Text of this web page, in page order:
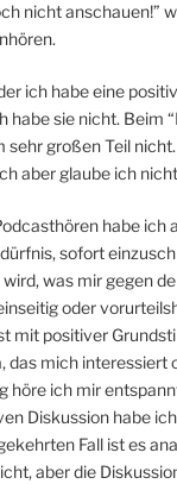
nicht anschauen!”
ich habe eine
habe sie nicht. Beim
sehr großen Teil
aber glaube ich
habe ich
sofort
was mir gegen
oder
mit positiver
das mich interessiert
höre ich mir
Diskussion habe
Fall ist es
aber die